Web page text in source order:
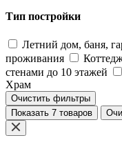
Тип постройки
Летний дом, баня,
проживания
стенами до 10 этажей
Храм
Очистить фильтры
Показать 7 товаров